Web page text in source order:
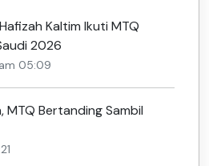
Kaltim Ikuti MTQ
2026
05:09
MTQ Bertanding Sambil